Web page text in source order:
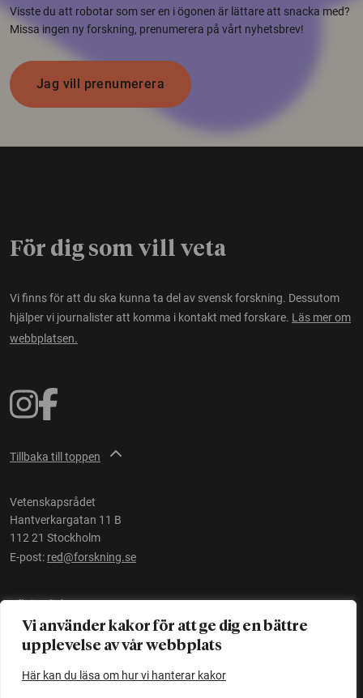
Vi använder kakor för att ge dig en bättre
upplevelse av vår webbplats
Här kan du läsa om hur vi hanterar kakor
Visste du att robotar som ser en i ögonen är lättare att snacka med?
Missa ingen ny forskning, prenumerera på vårt nyhetsbrev!
Jag vill prenumerera
För dig som vill veta
Vi finns för att du ska kunna ta del av svensk forskning. Dessutom
hjälper vi journalister att komma i kontakt med forskare. Läs mer om
webbplatsen.
Tillbaka till toppen
Vetenskapsrådet
Hantverkargatan 11 B
112 21 Stockholm
E-post: red@forskning.se
Tillgänglighet
Ett initiativ avVetenskapsrådet